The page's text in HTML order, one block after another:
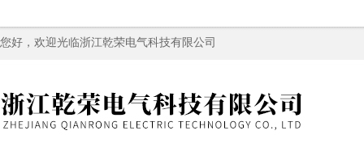
您好，欢迎光临浙江乾荣电气科技有限公司